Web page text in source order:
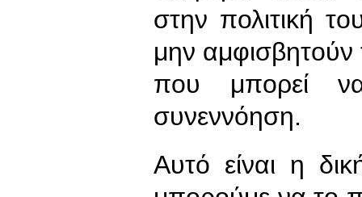
στην πολιτική
μην αμφισβητούν
που μπορεί
συνεννόηση.
Αυτό είναι η